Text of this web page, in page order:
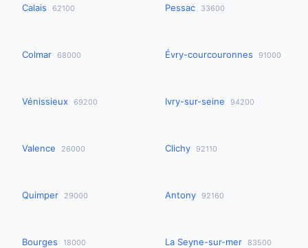
Calais 62100 Pessac 33600
Colmar 68000 Évry-courcouronnes 91000
Vénissieux 69200 Ivry-sur-seine 94200
Valence 26000 Clichy 92110
Quimper 29000 Antony 92160
Bourges 18000 La Seyne-sur-mer 83500